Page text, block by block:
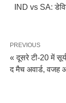
IND vs SA:
PREVIOUS
« दूसरे टी-20 में
द मैच अवार्ड, वजह